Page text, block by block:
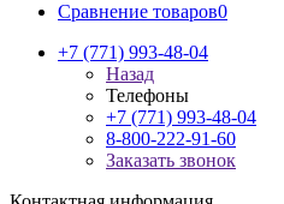
Сравнение товаров0
+7 (771) 993-48-04
Назад
Телефоны
+7 (771) 993-48-04
8-800-222-91-60
Заказать звонок